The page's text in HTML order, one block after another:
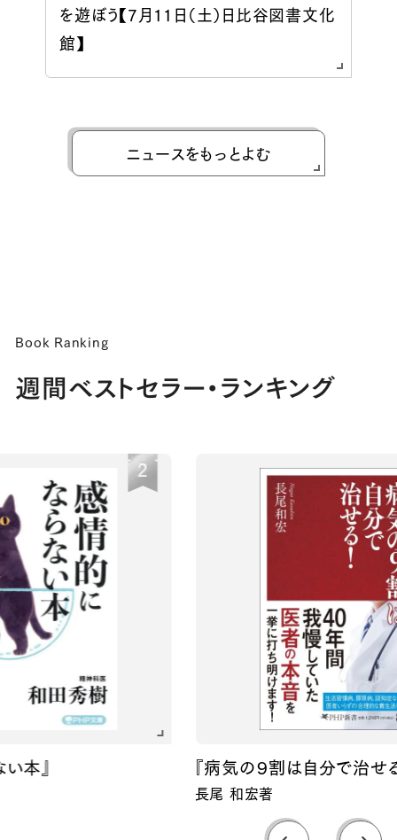
を遊ぼう【7月11日（土）日比谷図書文化
館】
ニュースをもっとよむ
Book Ranking
週間ベストセラー・ランキング
『病気の９割は自分で治せる！』